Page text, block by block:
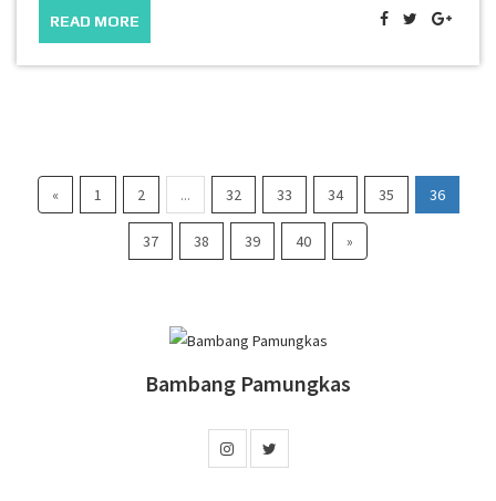
READ MORE
« 1 2 ... 32 33 34 35 36
37 38 39 40 »
Bambang Pamungkas